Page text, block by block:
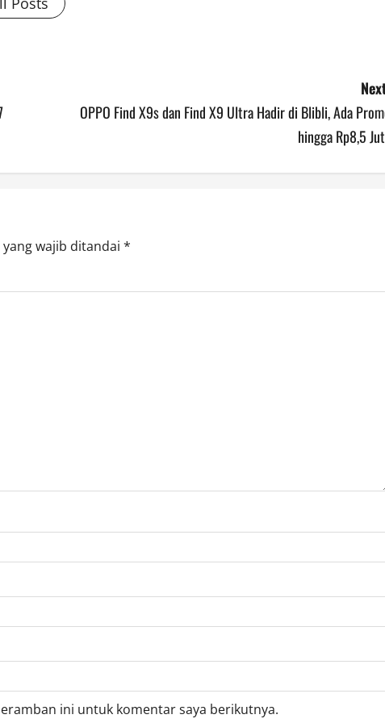
OPPO Find X9s dan Find X9 Ultra Hadir di Blibli, Ada
hingga Rp8,5
yang wajib ditandai *
ini untuk komentar saya berikutnya.